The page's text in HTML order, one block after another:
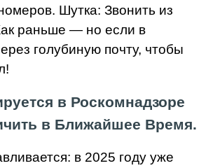
Шутка: Звонить из
раньше — но если в
голубиную почту, чтобы
в Роскомнадзоре
в Ближайшее Время.
в 2025 году уже